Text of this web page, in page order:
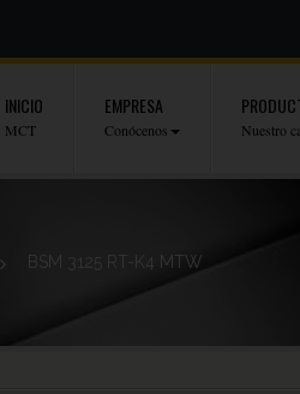
INICIO
MCT
EMPRESA
Conócenos Nuestro
> BSM 3125 RT-K4 MTW